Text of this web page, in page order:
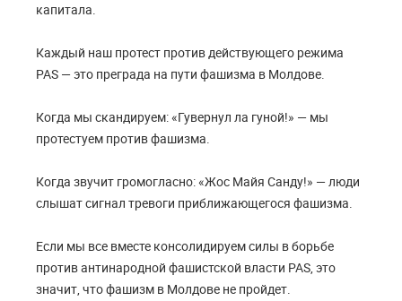
капитала.
Каждый наш протест против действующего режима
PAS — это преграда на пути фашизма в Молдове.
Когда мы скандируем: «Гувернул ла гуной!» — мы
протестуем против фашизма.
Когда звучит громогласно: «Жос Майя Санду!» — люди
слышат сигнал тревоги приближающегося фашизма.
Если мы все вместе консолидируем силы в борьбе
против антинародной фашистской власти PAS, это
значит, что фашизм в Молдове не пройдет.